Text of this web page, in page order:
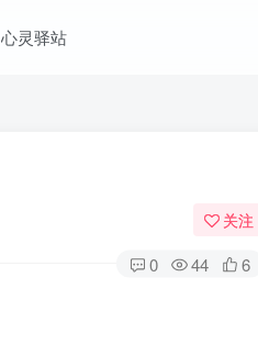
心灵驿站
关注
0 44 6